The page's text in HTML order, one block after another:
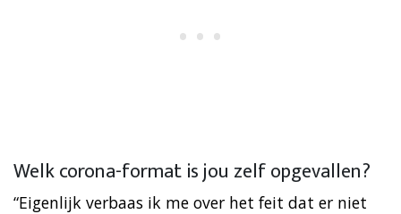
Welk corona-format is jou zelf opgevallen?
“Eigenlijk verbaas ik me over het feit dat er niet